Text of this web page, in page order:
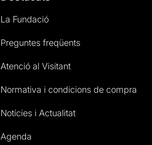
La Fundació
Preguntes freqüents
Atenció al Visitant
Normativa i condicions de compra
Notícies i Actualitat
Agenda